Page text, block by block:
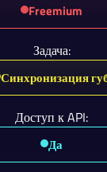
Freemium
Задача:
Синхронизация
Доступ к API:
Да